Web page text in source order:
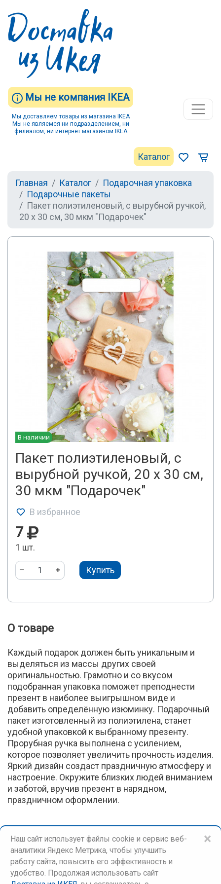
Мы не компания IKEA
Мы доставляем товары из магазина IKEA
Мы не являемся ни подразделением, ни
филиалом, ни интернет магазином IKEA
Каталог
Главная Каталог
Подарочная упаковка
Подарочные пакеты
Пакет полиэтиленовый, с вырубной ручкой,
20 х 30 см, 30 мкм "Подарочек"
В наличии
Пакет полиэтиленовый, с
вырубной ручкой, 20 х 30 см,
30 мкм "Подарочек"
В избранное
7
1 шт.
Купить
О товаре
Каждый подарок должен быть уникальным и
выделяться из массы других своей
оригинальностью. Грамотно и со вкусом
подобранная упаковка поможет преподнести
презент в наиболее выигрышном виде и
добавить определённую изюминку. Подарочный
пакет изготовленный из полиэтилена, станет
удобной упаковкой к выбранному презенту.
Прорубная ручка выполнена с усилением,
которое позволяет увеличить прочность изделия.
Яркий дизайн создаст праздничную атмосферу и
настроение. Окружите близких людей вниманием
и заботой, вручив презент в нарядном,
праздничном оформлении.
×
Наш сайт использует файлы cookie и сервис веб-
аналитики Яндекс Метрика, чтобы улучшить
работу сайта, повысить его эффективность и
удобство. Продолжая использовать сайт